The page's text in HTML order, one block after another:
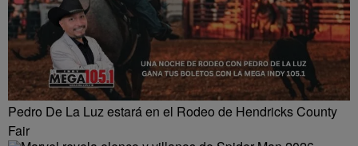
Pedro De La Luz estará en el Rodeo de Hendricks County
Fair